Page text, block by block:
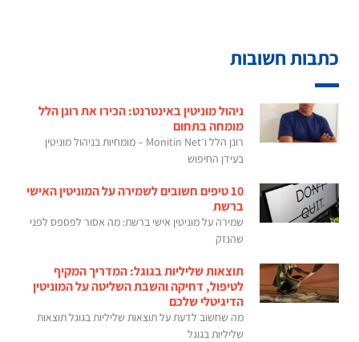
כתבות חשובות
ניהול מוניטין באינטרנט: הכירו את רונן הלל
מומחה בתחום
רונן הלל ו־Monitin Net – מומחיות בניהול מוניטין
בעידן החיפוש
10 טיפים חשובים לשמירה על המוניטין האישי
ברשת
שמירה על מוניטין אישי ברשת: מה אסור לפספס לפני
שהנזק
תוצאות שליליות בגוגל: המדריך המקיף
לטיפול, דחיקה והשבת השליטה על המוניטין
הדיגיטלי שלכם
מה שחשוב לדעת על תוצאות שליליות בגוגל תוצאות
שליליות בגוגל